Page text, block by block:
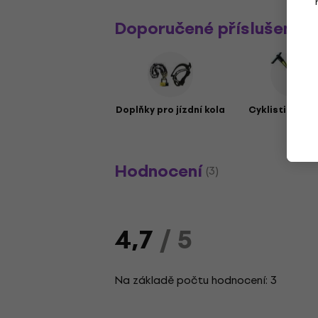
Doporučené příslušenství
Doplňky pro jízdní kola Cyklistické
Hodnocení (3)
4,7/ 5
Na základě počtu hodnocení: 3